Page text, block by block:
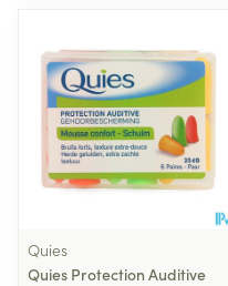
Quies
Quies Protection Auditive